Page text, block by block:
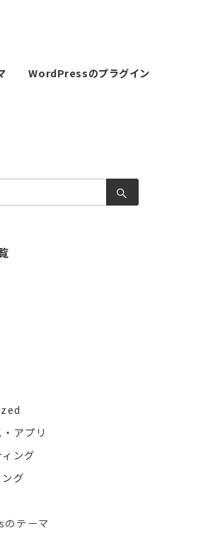
WordPressのプラグイン
アプリ
ング
グ
テーマ